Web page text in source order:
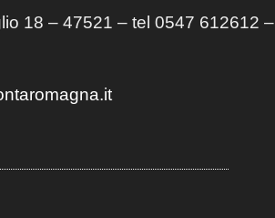
18 – 47521 – tel 0547 612612 –